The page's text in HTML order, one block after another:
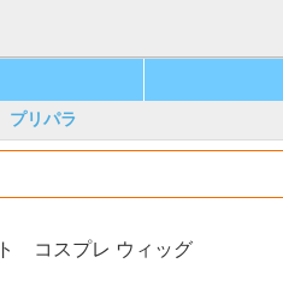
プリパラ